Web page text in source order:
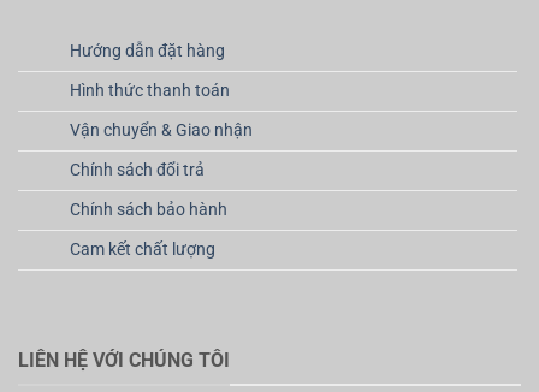
Hướng dẫn đặt hàng
Hình thức thanh toán
Vận chuyển & Giao nhận
Chính sách đổi trả
Chính sách bảo hành
Cam kết chất lượng
LIÊN HỆ VỚI CHÚNG TÔI